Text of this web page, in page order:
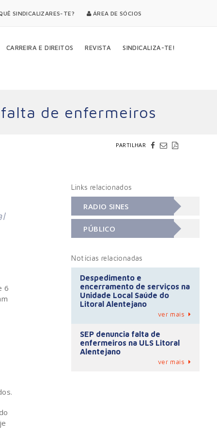
SINDICALIZARES-TE? ÁREA DE SÓCIOS
CARREIRA E DIREITOS REVISTA SINDICALIZA-TE!
de enfermeiros
PARTILHAR
6
Links relacionados
RADIO SINES
PÚBLICO
Notícias relacionadas
Despedimento e
encerramento de serviços na
Unidade Local Saúde do
Litoral Alentejano
ver mais
SEP denuncia falta de
enfermeiros na ULS Litoral
Alentejano
ver mais